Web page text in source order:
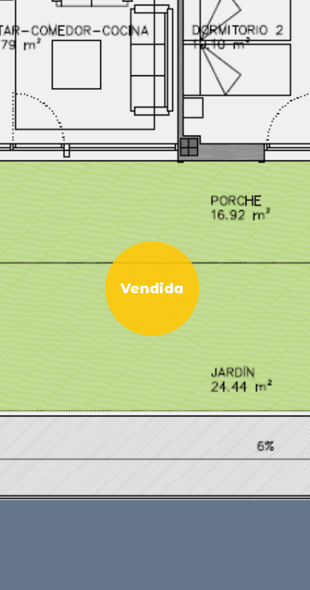
Vendida
podamos
mejorar la
funcionalidad
y estructura
de la web, en
base a cómo
se usa la web.
Para que
nuestra web
funcione lo
mejor posible
durante tu
visita. Si
rechaza estas
cookies,
algunas
funcionalidades
desaparecerán
de la web.